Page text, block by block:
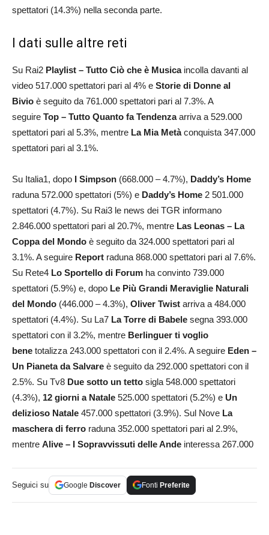
spettatori (14.3%) nella seconda parte.
I dati sulle altre reti
Su Rai2 Playlist – Tutto Ciò che è Musica incolla davanti al
video 517.000 spettatori pari al 4% e Storie di Donne al
Bivio è seguito da 761.000 spettatori pari al 7.3%. A
seguire Top – Tutto Quanto fa Tendenzaarriva a 529.000
spettatori pari al 5.3%, mentre La Mia Metàconquista 347.000
spettatori pari al 3.1%.
Su Italia1, dopo I Simpson (668.000 – 4.7%), Daddy’s Home
raduna 572.000 spettatori (5%) e Daddy’s Home 2 501.000
spettatori (4.7%). Su Rai3 le news dei TGR informano
2.846.000 spettatori pari al 20.7%, mentre Las Leonas – La
Coppa del Mondo è seguito da 324.000 spettatori pari al
3.1%. A seguire Report raduna 868.000 spettatori pari al 7.6%.
Su Rete4 Lo Sportello di Forum ha convinto 739.000
spettatori (5.9%) e, dopo Le Più Grandi Meraviglie Naturali
del Mondo (446.000 – 4.3%), Oliver Twist arriva a 484.000
spettatori (4.4%). Su La7 La Torre di Babele segna 393.000
spettatori con il 3.2%, mentre Berlinguer ti voglio
bene totalizza 243.000 spettatori con il 2.4%. A seguire Eden –
Un Pianeta da Salvare è seguito da 292.000 spettatori con il
2.5%. Su Tv8 Due sotto un tetto sigla 548.000 spettatori
(4.3%), 12 giorni a Natale 525.000 spettatori (5.2%) e Un
delizioso Natale 457.000 spettatori (3.9%). Sul Nove La
maschera di ferro raduna 352.000 spettatori pari al 2.9%,
mentre Alive – I Sopravvissuti delle Ande interessa 267.000
Seguici su Google Discover Fonti Preferite